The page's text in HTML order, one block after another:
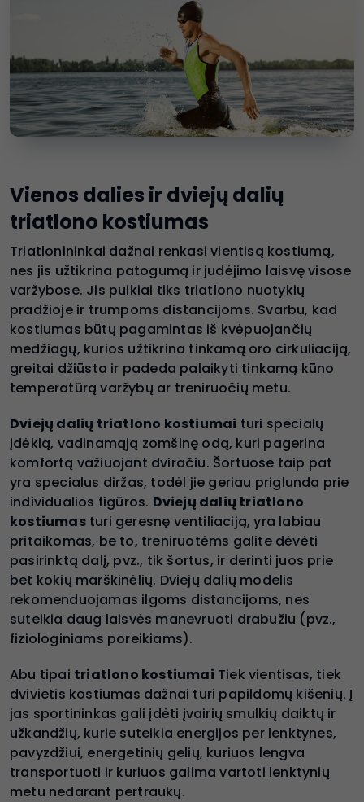
Vienos dalies ir dviejų dalių
triatlono kostiumas
Triatlonininkai dažnai renkasi vientisą kostiumą,
nes jis užtikrina patogumą ir judėjimo laisvę visose
varžybose. Jis puikiai tiks triatlono nuotykių
pradžioje ir trumpoms distancijoms. Svarbu, kad
kostiumas būtų pagamintas iš kvėpuojančių
medžiagų, kurios užtikrina tinkamą oro cirkuliaciją,
greitai džiūsta ir padeda palaikyti tinkamą kūno
temperatūrą varžybų ar treniruočių metu.
Dviejų dalių triatlono kostiumai turi specialų
įdėklą, vadinamąją zomšinę odą, kuri pagerina
komfortą važiuojant dviračiu. Šortuose taip pat
yra specialus diržas, todėl jie geriau priglunda prie
individualios figūros. Dviejų dalių triatlono
kostiumasturi geresnę ventiliaciją, yra labiau
pritaikomas, be to, treniruotėms galite dėvėti
pasirinktą dalį, pvz., tik šortus, ir derinti juos prie
bet kokių marškinėlių. Dviejų dalių modelis
rekomenduojamas ilgoms distancijoms, nes
suteikia daug laisvės manevruoti drabužiu (pvz.,
fiziologiniams poreikiams).
Abu tipai triatlono kostiumai Tiek vientisas, tiek
dvivietis kostiumas dažnai turi papildomų kišenių. Į
jas sportininkas gali įdėti įvairių smulkių daiktų ir
užkandžių, kurie suteikia energijos per lenktynes,
pavyzdžiui, energetinių gelių, kuriuos lengva
transportuoti ir kuriuos galima vartoti lenktynių
metu nedarant pertraukų.